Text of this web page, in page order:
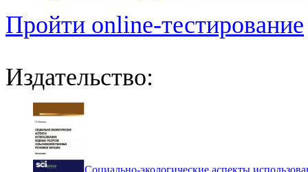
Пройти online-тестирование
Издательство:
Социально-экологические аспекты